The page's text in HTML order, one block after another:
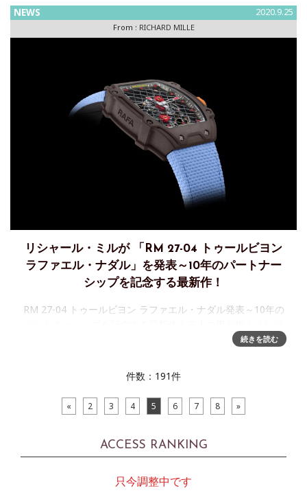
NEWS 2020.9.25
From : RICHARD MILLE
リシャール・ミルが 「RM 27-04 トゥールビヨン
ラファエル・ナダル」を発表～10年のパートナー
シップを記念する最新作！
RM 27-04 トゥールビヨン ラファエル・ナダル発表～10年の
れの夢。それは時間の限界を、あるいはパフォーマンスの限
続きを読む
件数：191件
« 2 3 4 5 6 7 8 »
ACCESS RANKING
只今調整中です